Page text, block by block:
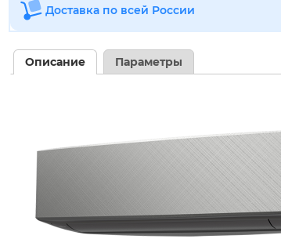
Доставка по всей России
Описание Параметры